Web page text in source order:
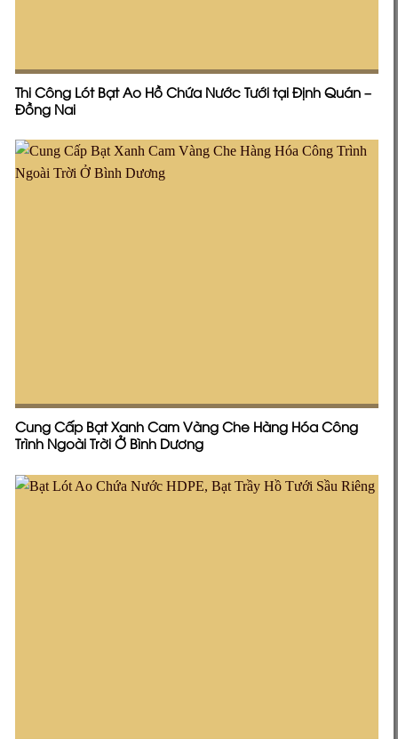
Thi Công Lót Bạt Ao Hồ Chứa Nước Tưới tại Định Quán –
Đồng Nai
Cung Cấp Bạt Xanh Cam Vàng Che Hàng Hóa Công
Trình Ngoài Trời Ở Bình Dương